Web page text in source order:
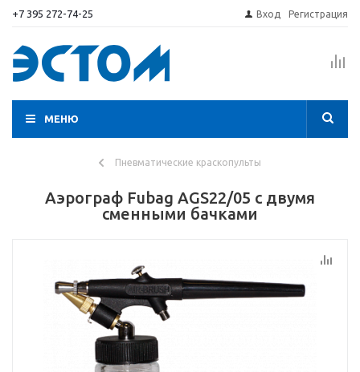
+7 395 272-74-25 Вход Регистрация
МЕНЮ
Пневматические краскопульты
Аэрограф Fubag AGS22/05 с двумя
сменными бачками